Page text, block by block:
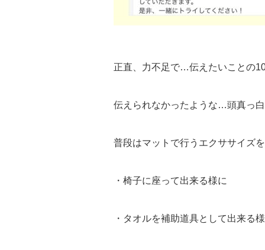
正直、力不足で…伝えたいことの
伝えられなかったような…頭真っ
普段はマットで行うエクササイズを
・椅子に座って出来る様に
・タオルを補助道具として出来る